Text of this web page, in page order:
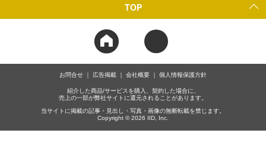
TOP
お問合せ 広告掲載 会社概要 個人情報保護方針
紹介した商品/サービスを購入、契約した場合に、
売上の一部が弊社サイトに還元されることがあります。
当サイトに掲載の記事・見出し・写真・画像の無断転載を禁じます。
Copyright © 2026 IID, Inc.